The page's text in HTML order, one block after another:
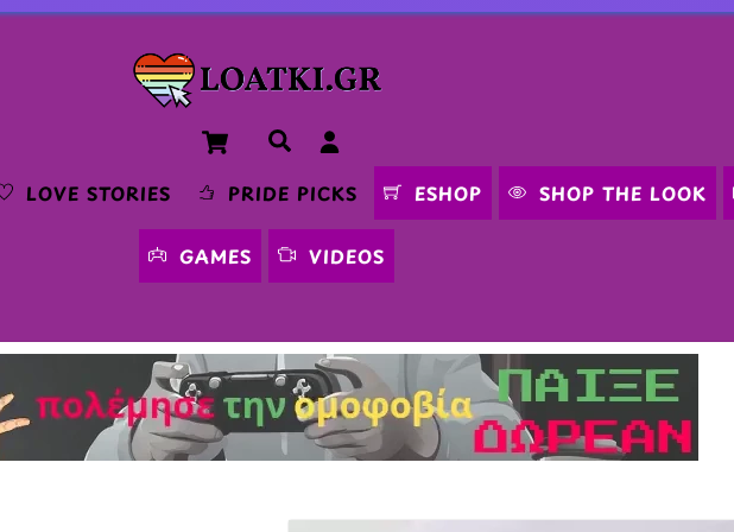
Cart Αναζήτηση
LOVE STORIES PRIDE PICKS ESHOP SHOP THE LOOK
GAMES VIDEOS